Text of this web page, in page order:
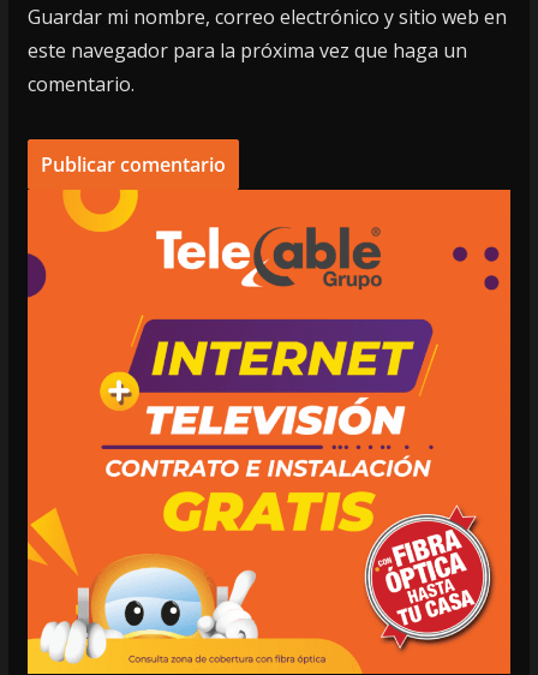
Guardar mi nombre, correo electrónico y sitio web en
este navegador para la próxima vez que haga un
comentario.